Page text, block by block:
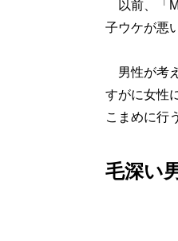
以前、「
子ウケが悪
男性が考
すがに女性
こまめに行
毛深い